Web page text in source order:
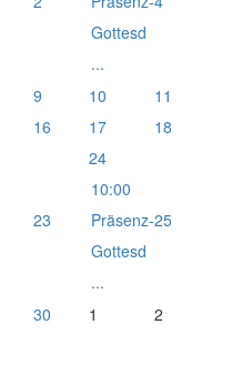
Gottesd
...
9 10
11
16 17 18
23
24
10:00
Präsenz-
Gottesd
...
25
30 1
2